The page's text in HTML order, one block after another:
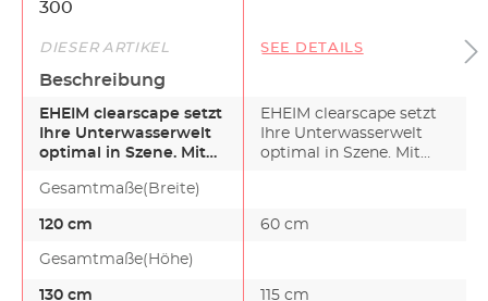
300
DIESER ARTIKEL SEE DETAILS
Beschreibung
EHEIM clearscape setzt
Ihre Unterwasserwelt
optimal in Szene. Mit
EHEIM clearscape setzt
Ihre Unterwasserwelt
optimal in Szene. Mit
Gesamtmaße(Breite)
120 cm 60 cm
Gesamtmaße(Höhe)
130 cm 115 cm